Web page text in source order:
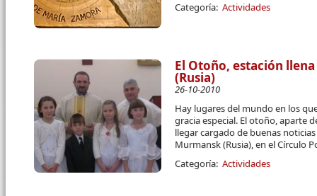
Categoría: Actividades
El Otoño, estación
(Rusia)
26-10-2010
Hay lugares del mundo en los
gracia especial. El otoño, aparte
llegar cargado de buenas
Murmansk (Rusia), en el Círculo
Categoría: Actividades